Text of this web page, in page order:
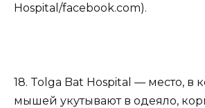
Hospital/facebook.com).
18. Tolga Bat Hospital — место, в
мышей укутывают в одеяло,